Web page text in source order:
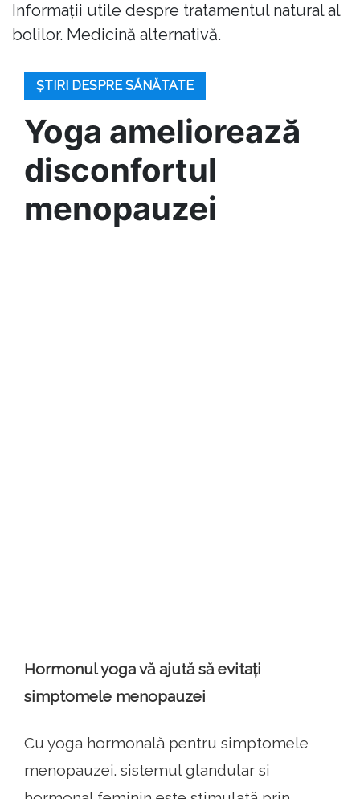
Informații utile despre tratamentul natural al
bolilor. Medicină alternativă.
ȘTIRI DESPRE SĂNĂTATE
Yoga ameliorează
disconfortul
menopauzei
Hormonul yoga vă ajută să evitați
simptomele menopauzei
Cu yoga hormonală pentru simptomele
menopauzei. sistemul glandular si